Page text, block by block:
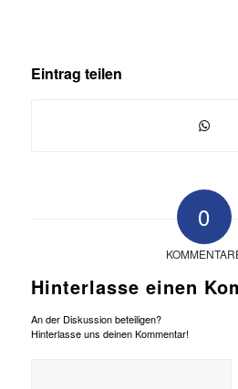
Eintrag teilen
0
Hinterlasse einen
An der Diskussion beteiligen?
Hinterlasse uns deinen Kommentar!